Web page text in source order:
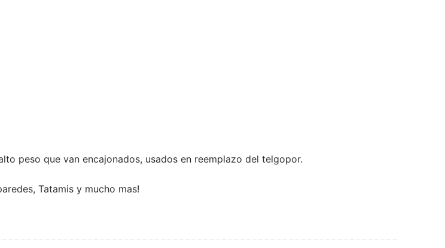
peso que van encajonados, usados en reemplazo del telgopor.
Tatamis y mucho mas!